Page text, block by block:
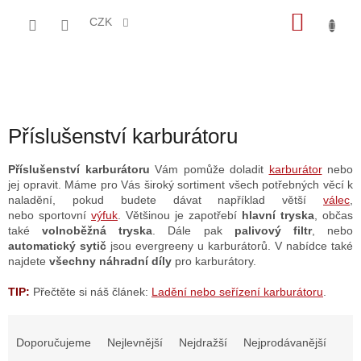
CZK
Příslušenství karburátoru
Příslušenství karburátoru Vám pomůže doladit karburátornebo
jej opravit. Máme pro Vás široký sortiment všech potřebných věcí k
naladění, pokud budete dávat například větší
válec
nebo sportovní výfuk . Většinou je zapotřebí hlavní tryska , občas
takévolnoběžná tryska . Dále pak palivový filtr, nebo
automatický sytič jsou evergreeny u karburátorů. V nabídce také
najdete všechny náhradní díly pro karburátory.
TIP: Přečtěte si náš článek: Ladění nebo seřízení karburátoru
Doporučujeme Nejlevnější Nejdražší Nejprodávanější